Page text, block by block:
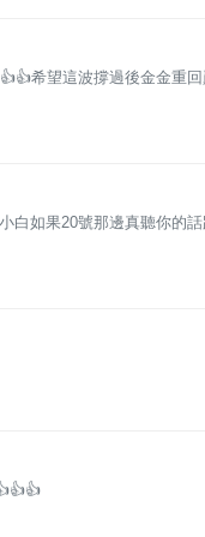
希望這波撐過後金金重
白如果20號那邊真聽你的